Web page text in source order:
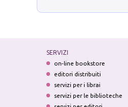
SERVIZI
on-line bookstore
editori distribuiti
servizi per i librai
servizi per le biblioteche